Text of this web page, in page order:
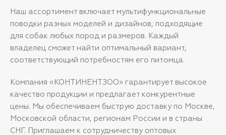
Наш ассортимент включает мультифункциональные
поводки разных моделей и дизайнов, подходящие
для собак любых пород и размеров. Каждый
владелец сможет найти оптимальный вариант,
соответствующий потребностям его питомца.
Компания «КОНТИНЕНТЗОО» гарантирует высокое
качество продукции и предлагает конкурентные
цены. Мы обеспечиваем быструю доставку по Москве,
Московской области, регионам России и в страны
СНГ. Приглашаем к сотрудничеству оптовых